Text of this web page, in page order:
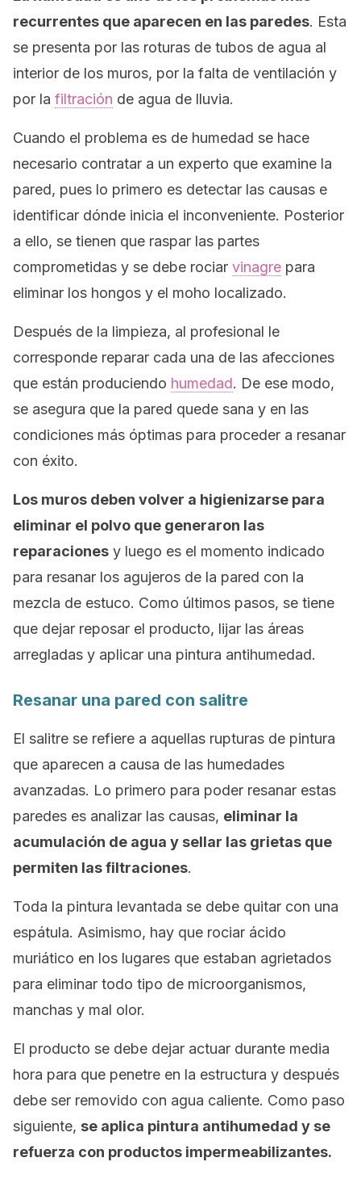
recurrentes que aparecen en las paredes. Esta
se presenta por las roturas de tubos de agua al
interior de los muros, por la falta de ventilación y
por la filtración de agua de lluvia.
Cuando el problema es de humedad se hace
necesario contratar a un experto que examine la
pared, pues lo primero es detectar las causas e
identificar dónde inicia el inconveniente. Posterior
a ello, se tienen que raspar las partes
comprometidas y se debe rociar vinagre para
eliminar los hongos y el moho localizado.
Después de la limpieza, al profesional le
corresponde reparar cada una de las afecciones
que están produciendo humedad. De ese modo,
se asegura que la pared quede sana y en las
condiciones más óptimas para proceder a resanar
con éxito.
Los muros deben volver a higienizarse para
eliminar el polvo que generaron las
reparaciones y luego es el momento indicado
para resanar los agujeros de la pared con la
mezcla de estuco. Como últimos pasos, se tiene
que dejar reposar el producto, lijar las áreas
arregladas y aplicar una pintura antihumedad.
Resanar una pared con salitre
El salitre se refiere a aquellas rupturas de pintura
que aparecen a causa de las humedades
avanzadas. Lo primero para poder resanar estas
paredes es analizar las causas, eliminar la
acumulación de agua y sellar las grietas que
permiten las filtraciones.
Toda la pintura levantada se debe quitar con una
espátula. Asimismo, hay que rociar ácido
muriático en los lugares que estaban agrietados
para eliminar todo tipo de microorganismos,
manchas y mal olor.
El producto se debe dejar actuar durante media
hora para que penetre en la estructura y después
debe ser removido con agua caliente. Como paso
siguiente, se aplica pintura antihumedad y se
refuerza con productos impermeabilizantes.